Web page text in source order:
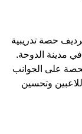
حصة تدريبية
مدينة الدوحة.
على الجوانب
وتحسين